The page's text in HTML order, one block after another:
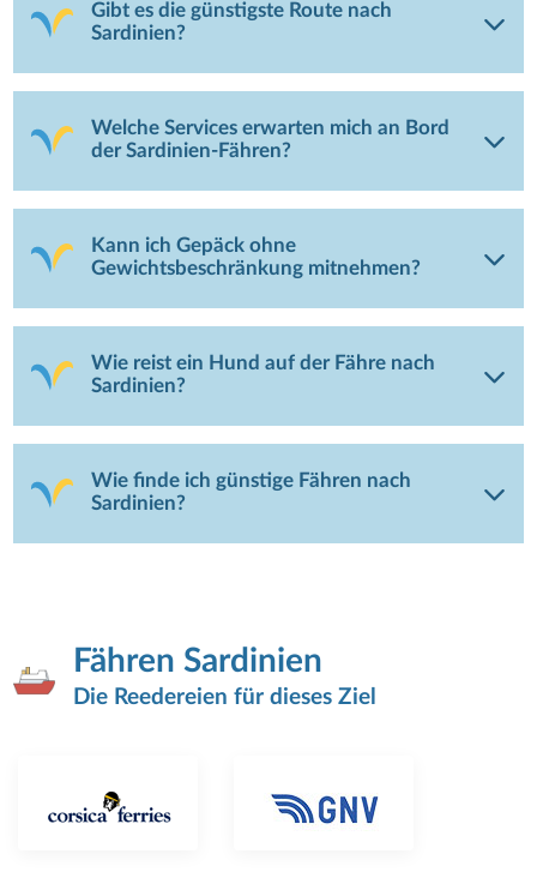
Gibt es die günstigste Route nach
Sardinien?
Welche Services erwarten mich an Bord
der Sardinien-Fähren?
Kann ich Gepäck ohne
Gewichtsbeschränkung mitnehmen?
Wie reist ein Hund auf der Fähre nach
Sardinien?
Wie finde ich günstige Fähren nach
Sardinien?
Fähren Sardinien
Die Reedereien für dieses Ziel